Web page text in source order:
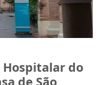
Hospitalar do
de São